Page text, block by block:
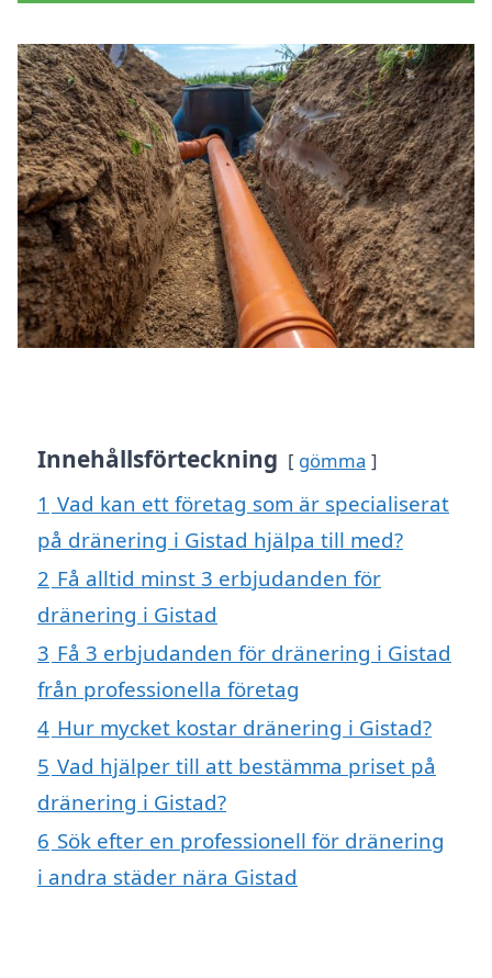
Innehållsförteckning gömma
1 Vad kan ett företag som är specialiserat
på dränering i Gistad hjälpa till med?
2 Få alltid minst 3 erbjudanden för
dränering i Gistad
3 Få 3 erbjudanden för dränering i Gistad
från professionella företag
4 Hur mycket kostar dränering i Gistad?
5 Vad hjälper till att bestämma priset på
dränering i Gistad?
6 Sök efter en professionell för dränering
i andra städer nära Gistad